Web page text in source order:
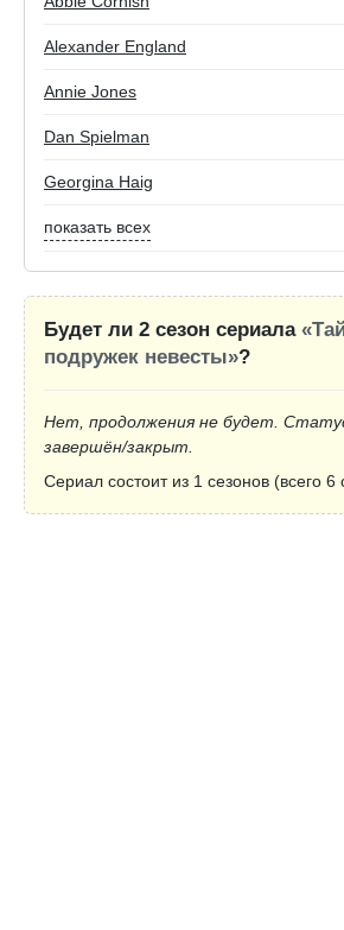
Alexander England
Annie Jones
Dan Spielman
Georgina Haig
показать всех
Будет ли 2 сезон сериала
подружек невесты»?
Нет, продолжения не будет.
завершён/закрыт.
Сериал состоит из 1 сезонов (всего 6